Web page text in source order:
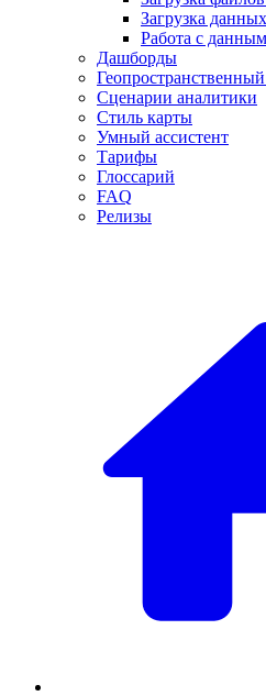
Загрузка
Работа с
Дашборды
Сценарии аналитики
Стиль карты
Умный ассистент
Тарифы
Глоссарий
FAQ
Релизы